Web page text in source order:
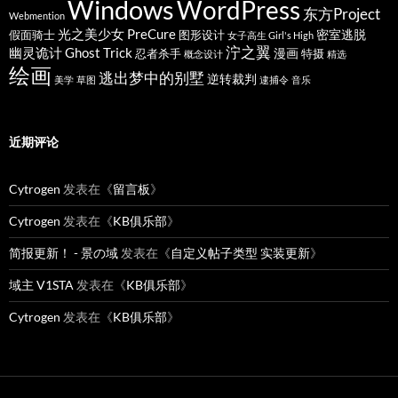
Webmention WindowsWordPress 东方Project
假面骑士 光之美少女 PreCure 图形设计 女子高生 Girl's High 密室逃脱
幽灵诡计 Ghost Trick 忍者杀手 概念设计 泞之翼漫画 特摄 精选
绘画 美学 草图 逃出梦中的别墅 逆转裁判 逮捕令 音乐
近期评论
Cytrogen 发表在《留言板》
Cytrogen 发表在《KB俱乐部》
简报更新！ - 景の域 发表在《自定义帖子类型 实装更新》
域主 V1STA 发表在《KB俱乐部》
Cytrogen 发表在《KB俱乐部》